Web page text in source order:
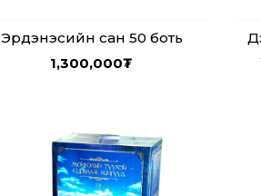
Эрдэнэсийн сан 50 боть
1,300,000₮